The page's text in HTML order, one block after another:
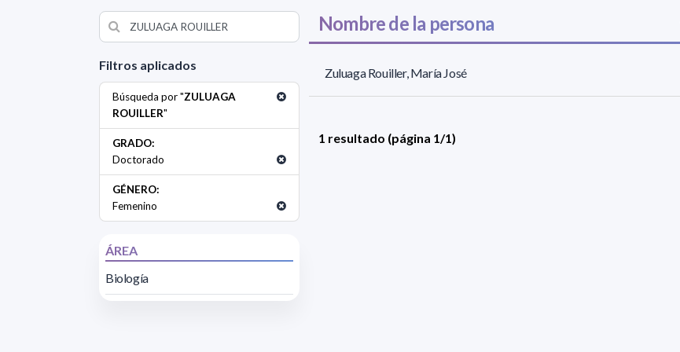
Filtros aplicados
Búsqueda por "ZULUAGA
ROUILLER"
GRADO:
Doctorado
GÉNERO:
Femenino
ÁREA
Biología
Nombre de la persona
Zuluaga Rouiller, María José
1 resultado (página 1/1)